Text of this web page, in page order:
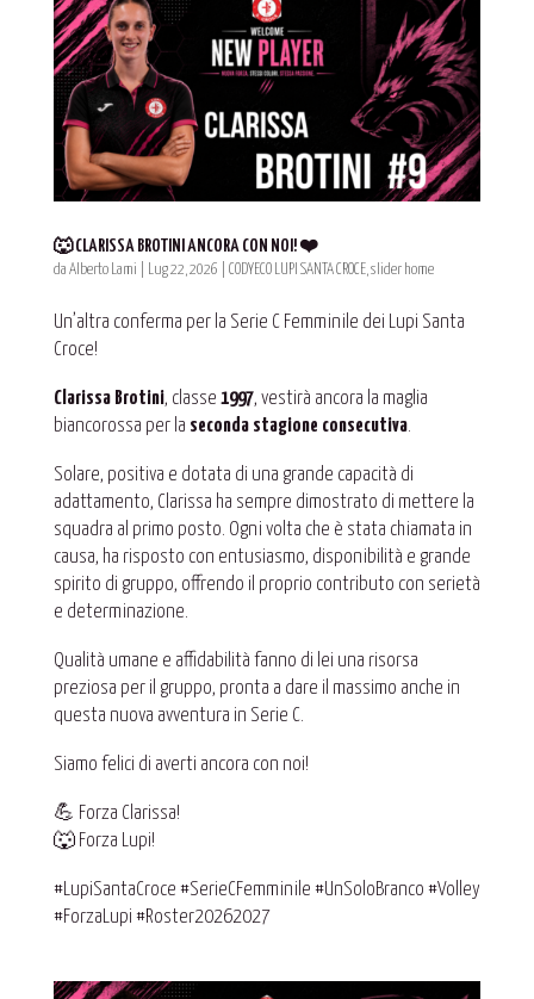
🐺 CLARISSA BROTINI ANCORA CON NOI! ❤️
da Alberto Lami Lug 22, 2026 CODYECO LUPI SANTA CROCE,slider home
Un’altra conferma per la Serie C Femminile dei Lupi Santa
Croce!
Clarissa Brotini, classe 1997, vestirà ancora la maglia
biancorossa per la seconda stagione consecutiva.
Solare, positiva e dotata di una grande capacità di
adattamento, Clarissa ha sempre dimostrato di mettere la
squadra al primo posto. Ogni volta che è stata chiamata in
causa, ha risposto con entusiasmo, disponibilità e grande
spirito di gruppo, offrendo il proprio contributo con serietà
e determinazione.
Qualità umane e affidabilità fanno di lei una risorsa
preziosa per il gruppo, pronta a dare il massimo anche in
questa nuova avventura in Serie C.
Siamo felici di averti ancora con noi!
💪 Forza Clarissa!
🐺 Forza Lupi!
#LupiSantaCroce #SerieCFemminile #UnSoloBranco #Volley
#ForzaLupi #Roster20262027